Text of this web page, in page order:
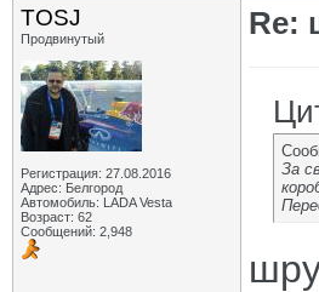
TOSJ
Продвинутый
Регистрация: 27.08.2016
Адрес: Белгород
Автомобиль: LADA Vesta
Возраст: 62
Сообщений: 2,948
Re:
За